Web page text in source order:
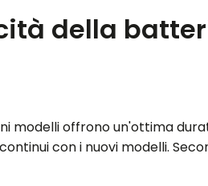
della
modelli offrono un'ottima
con i nuovi modelli.